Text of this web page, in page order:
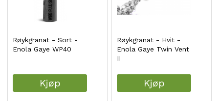
Røykgranat - Sort -
Enola Gaye WP40
Kjøp
Røykgranat - Hvit -
Enola Gaye Twin Vent
II
Kjøp